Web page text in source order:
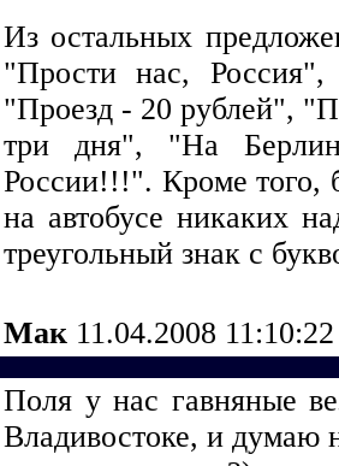
Из остальных
"Прости нас,
"Проезд - 20 рублей",
три дня", "На
России!!!". Кроме того,
на автобусе никаких
треугольный знак с
Мак 11.04.2008
Поля у нас гавняные
Владивостоке, и думаю